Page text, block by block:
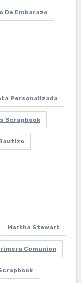
De Embarazo
Personalizada
Scrapbook
Martha Stewart
Comunion